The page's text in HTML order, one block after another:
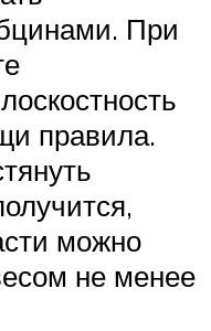
При
правила.
можно
не менее